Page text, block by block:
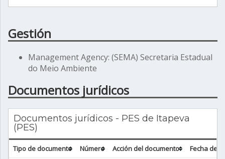
Gestión
Management Agency: (SEMA) Secretaria Estadual
do Meio Ambiente
Documentos jurídicos
Documentos jurídicos - PES de Itapeva
(PES)
Tipo de documento Número Acción del documento
Fecha del